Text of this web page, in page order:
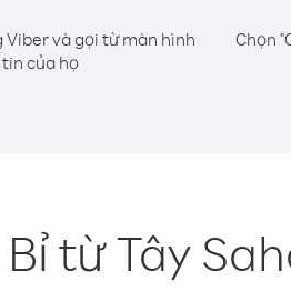
Viber và gọi từ màn hình
của họ
Chọn
từ Tây